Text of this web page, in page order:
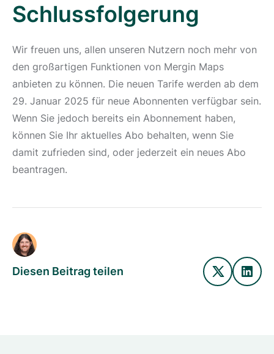
Schlussfolgerung
Wir freuen uns, allen unseren Nutzern noch mehr von
den großartigen Funktionen von Mergin Maps
anbieten zu können. Die neuen Tarife werden ab dem
29. Januar 2025 für neue Abonnenten verfügbar sein.
Wenn Sie jedoch bereits ein Abonnement haben,
können Sie Ihr aktuelles Abo behalten, wenn Sie
damit zufrieden sind, oder jederzeit ein neues Abo
beantragen.
Diesen Beitrag teilen